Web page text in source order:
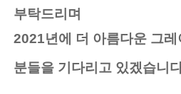
부탁드리며
2021년에 더 아름다운 그레
분들을 기다리고 있겠습니